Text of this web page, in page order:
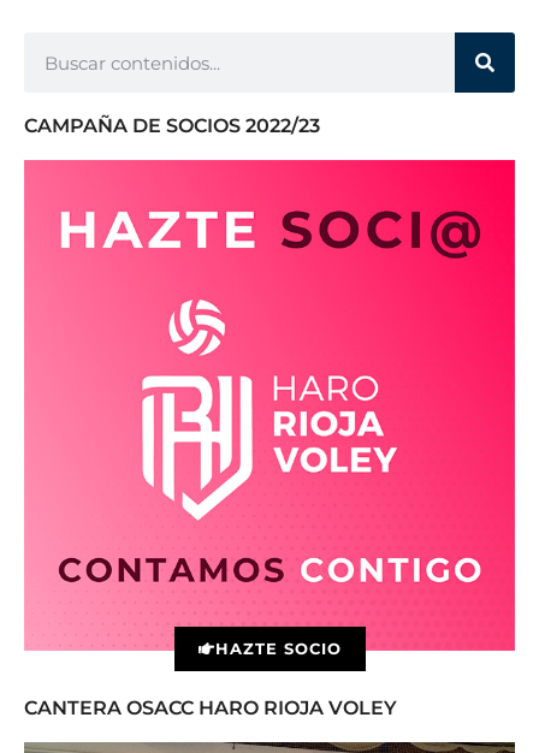
CAMPAÑA DE SOCIOS 2022/23
HAZTE SOCIO
CANTERA OSACC HARO RIOJA VOLEY